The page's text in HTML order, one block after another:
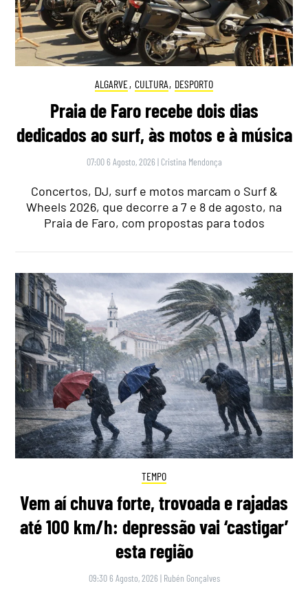
ALGARVE, CULTURA, DESPORTO
Praia de Faro recebe dois dias
dedicados ao surf, às motos e à música
07:00 6 Agosto, 2026 | Cristina Mendonça
Concertos, DJ, surf e motos marcam o Surf &
Wheels 2026, que decorre a 7 e 8 de agosto, na
Praia de Faro, com propostas para todos
TEMPO
Vem aí chuva forte, trovoada e rajadas
até 100 km/h: depressão vai ‘castigar’
esta região
09:30 6 Agosto, 2026 | Rubén Gonçalves